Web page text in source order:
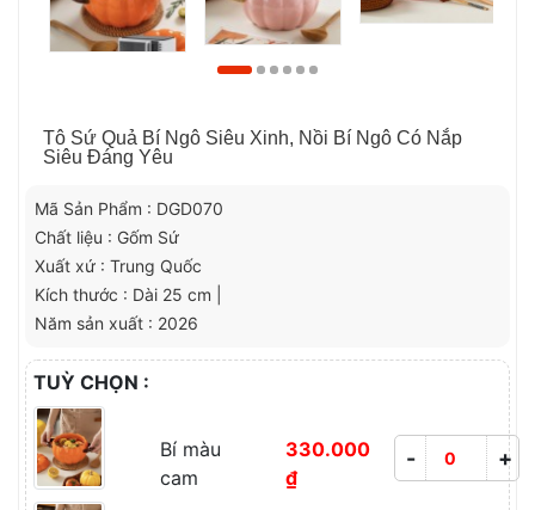
Tô Sứ Quả Bí Ngô Siêu Xinh, Nồi Bí Ngô Có Nắp
Siêu Đáng Yêu
Mã Sản Phẩm : DGD070
Chất liệu : Gốm Sứ
Xuất xứ : Trung Quốc
Kích thước : Dài 25 cm |
Năm sản xuất : 2026
TUỲ CHỌN :
Bí màu
cam
330.000
₫
- +